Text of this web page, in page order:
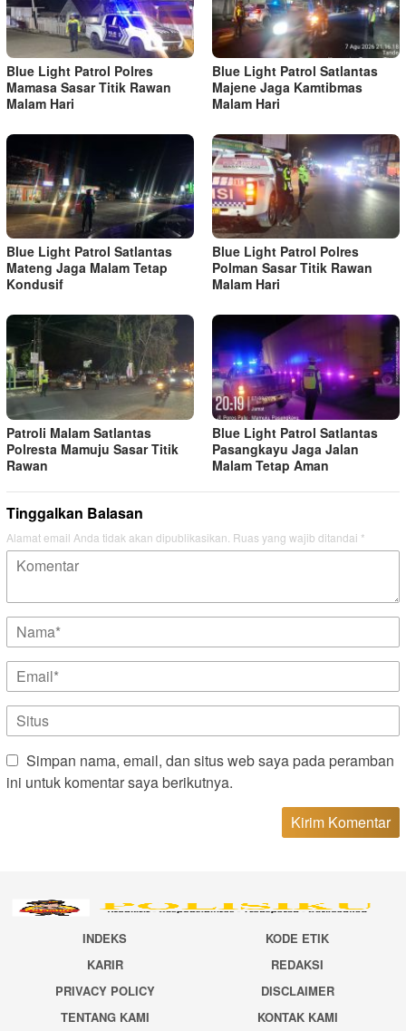
Blue Light Patrol Polres
Mamasa Sasar Titik Rawan
Malam Hari
Blue Light Patrol Satlantas
Majene Jaga Kamtibmas
Malam Hari
Blue Light Patrol Satlantas
Mateng Jaga Malam Tetap
Kondusif
Blue Light Patrol Polres
Polman Sasar Titik Rawan
Malam Hari
Patroli Malam Satlantas
Polresta Mamuju Sasar Titik
Rawan
Blue Light Patrol Satlantas
Pasangkayu Jaga Jalan
Malam Tetap Aman
Tinggalkan Balasan
Alamat email Anda tidak akan dipublikasikan. Ruas yang wajib ditandai *
Simpan nama, email, dan situs web saya pada peramban
ini untuk komentar saya berikutnya.
INDEKS
KODE ETIK
KARIR
REDAKSI
PRIVACY POLICY
DISCLAIMER
TENTANG KAMI
KONTAK KAMI